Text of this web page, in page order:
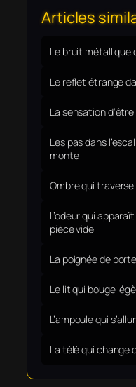
Articles
Le bruit métallique
Le reflet étrange
La sensation
Les pas dans
monte
Ombre qui
L’odeur qui
pièce vide
La poignée de
Le lit qui bouge
L’ampoule qui
La télé qui change